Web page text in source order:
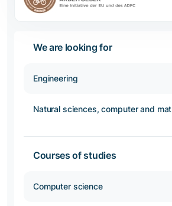
We are looking for
Engineering
Natural sciences, computer and
Courses of studies
Computer science